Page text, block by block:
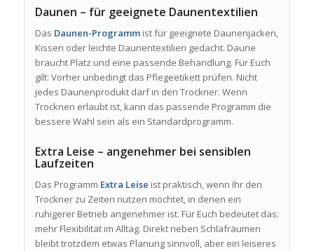
Daunen – für geeignete Daunentextilien
Das Daunen-Programmist für geeignete Daunenjacken,
Kissen oder leichte Daunentextilien gedacht. Daune
braucht Platz und eine passende Behandlung. Für Euch
gilt: Vorher unbedingt das Pflegeetikett prüfen. Nicht
jedes Daunenprodukt darf in den Trockner. Wenn
Trocknen erlaubt ist, kann das passende Programm die
bessere Wahl sein als ein Standardprogramm.
Extra Leise – angenehmer bei sensiblen
Laufzeiten
Das Programm Extra Leise ist praktisch, wenn Ihr den
Trockner zu Zeiten nutzen möchtet, in denen ein
ruhigerer Betrieb angenehmer ist. Für Euch bedeutet das:
mehr Flexibilität im Alltag. Direkt neben Schlafräumen
bleibt trotzdem etwas Planung sinnvoll, aber ein leiseres